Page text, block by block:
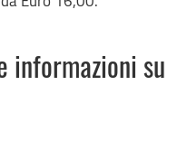
informazioni su